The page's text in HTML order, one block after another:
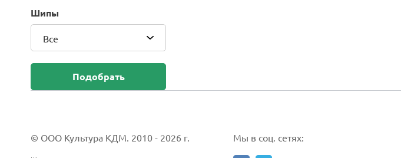
Continental
Cordiant
CrossWind
Шипы
Все
Подобрать
© ООО Культура КДМ. 2010 - 2026 г. Мы в соц. сетях: